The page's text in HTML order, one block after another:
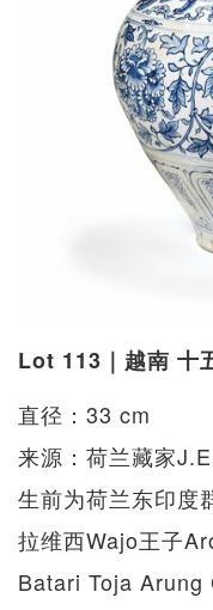
Lot 113｜越南 十
直径：33 cm
来源：荷兰藏家
生前为荷兰东印度
拉维西Wajo王子
Batari Toja Arung